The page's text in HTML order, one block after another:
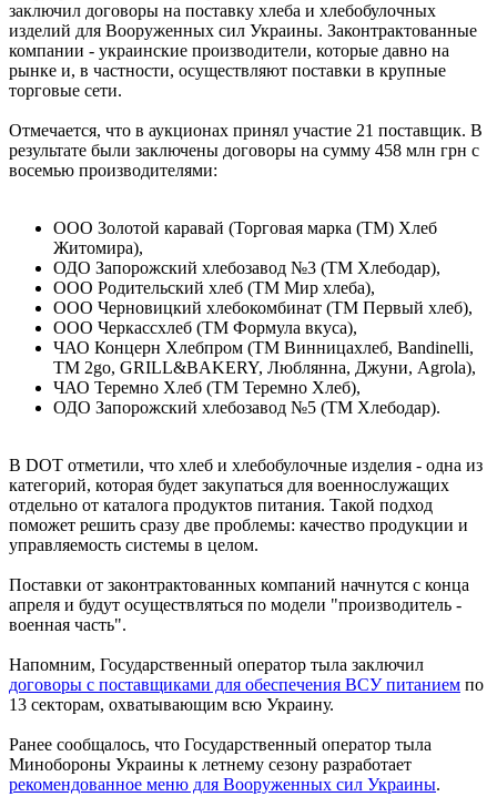
заключил договоры на поставку хлеба и хлебобулочных
изделий для Вооруженных сил Украины. Законтрактованные
компании - украинские производители, которые давно на
рынке и, в частности, осуществляют поставки в крупные
торговые сети.
Отмечается, что в аукционах принял участие 21 поставщик. В
результате были заключены договоры на сумму 458 млн грн с
восемью производителями:
ООО Золотой каравай (Торговая марка (ТМ) Хлеб
Житомира),
ОДО Запорожский хлебозавод №3 (ТМ Хлебодар),
ООО Родительский хлеб (ТМ Мир хлеба),
ООО Черновицкий хлебокомбинат (ТМ Первый хлеб),
ООО Черкассхлеб (ТМ Формула вкуса),
ЧАО Концерн Хлебпром (ТМ Винницахлеб, Bandinelli,
TM 2go, GRILL&BAKERY, Люблянна, Джуни, Agrola),
ЧАО Теремно Хлеб (ТМ Теремно Хлеб),
ОДО Запорожский хлебозавод №5 (ТМ Хлебодар).
В DOT отметили, что хлеб и хлебобулочные изделия - одна из
категорий, которая будет закупаться для военнослужащих
отдельно от каталога продуктов питания. Такой подход
поможет решить сразу две проблемы: качество продукции и
управляемость системы в целом.
Поставки от законтрактованных компаний начнутся с конца
апреля и будут осуществляться по модели "производитель -
военная часть".
Напомним, Государственный оператор тыла заключил
договоры с поставщиками для обеспечения ВСУ питанием по
13 секторам, охватывающим всю Украину.
Ранее сообщалось, что Государственный оператор тыла
Минобороны Украины к летнему сезону разработает
рекомендованное меню для Вооруженных сил Украины.